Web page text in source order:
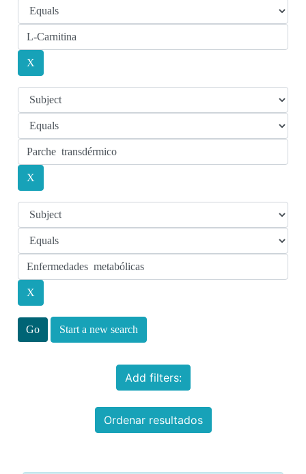
Start a new search
Add filters:
Ordenar resultados